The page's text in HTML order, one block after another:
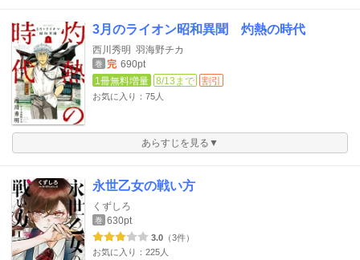
3月のライオン昭和異聞 灼熱の時代
西川秀明 羽海野チカ
巻 完 690pt
1冊無料増量
8/13まで 割引
お気に入り：75人
あらすじを見る▼
永世乙女の戦い方
くずしろ
巻 630pt
3.0 （3件）
お気に入り：225人